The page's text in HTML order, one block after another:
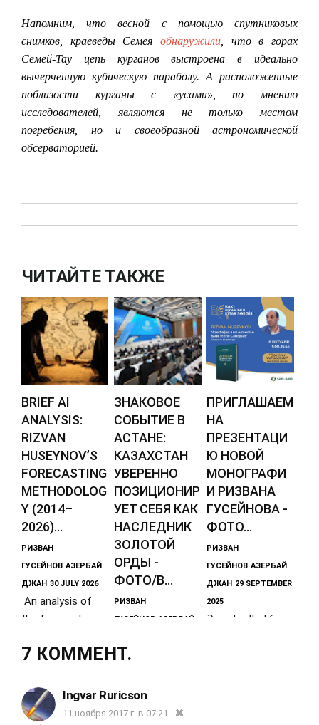
Напомним, что весной с помощью спутниковых
снимков, краеведы Семея обнаружили , что в горах
Семей-Тау цепь курганов выстроена в идеально
вычерченную кубическую параболу. А расположенные
поблизости курганы с «усами», по мнению
исследователей, являются не только местом
погребения, но и своеобразной астрономической
обсерваторией.
ЧИТАЙТЕ ТАКЖЕ
BRIEF AI
ANALYSIS:
RIZVAN
HUSEYNOV’S
FORECASTING
METHODOLOG
Y (2014–
2026)...
РИЗВАН
ГУСЕЙНОВ АЗЕРБАЙ
ДЖАН 30 JULY 2026
An analysis of
the forecasts
Azerbaijani
and historian
ЗНАКОВОЕ
СОБЫТИЕ В
АСТАНЕ:
КАЗАХСТАН
УВЕРЕННО
ПОЗИЦИОНИР
УЕТ СЕБЯ КАК
НАСЛЕДНИК
ЗОЛОТОЙ
ОРДЫ -
ФОТО/В...
РИЗВАН
ГУСЕЙНОВ АЗЕРБАЙ
19-20 мая в
столице
Казахстана
ПРИГЛАШАЕМ
НА
ПРЕЗЕНТАЦИ
Ю НОВОЙ
МОНОГРАФИ
И РИЗВАНА
ГУСЕЙНОВА -
ФОТО...
РИЗВАН
ГУСЕЙНОВ АЗЕРБАЙ
ДЖАН 29 SEPTEMBER
2025
Əziz dostlar! 6
7 КОММЕНТ.
Ingvar Ruricson
11 ноября 2017 г. в 07:21